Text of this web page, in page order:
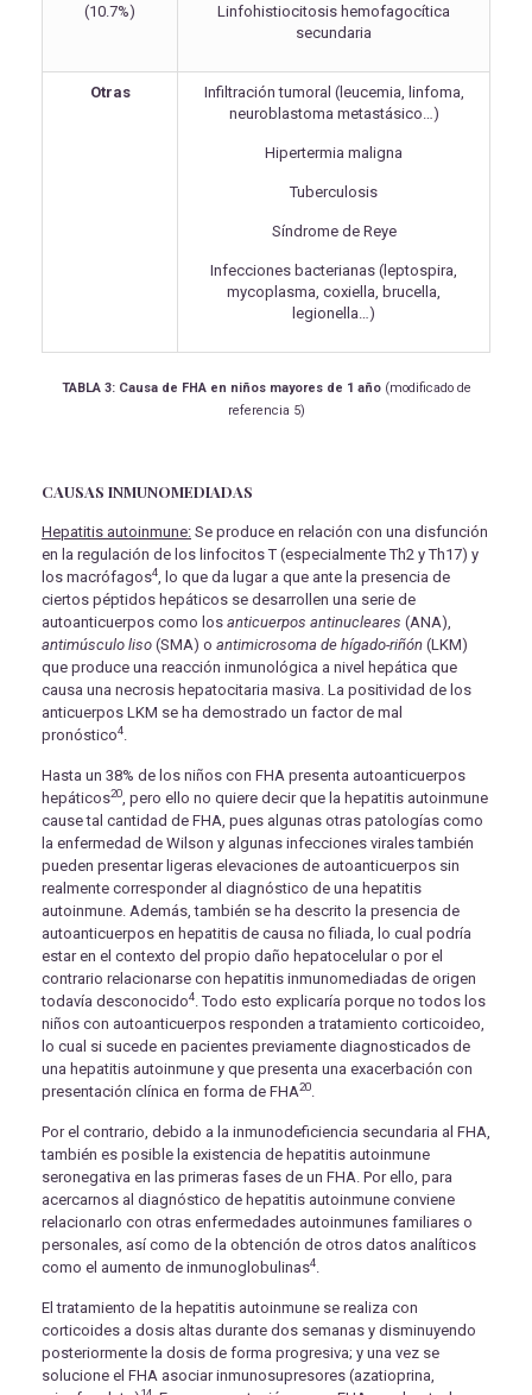
(10.7%)
Linfohistiocitosis hemofagocítica
secundaria
Otras
Infiltración tumoral (leucemia, linfoma,
neuroblastoma metastásico…)
Hipertermia maligna
Tuberculosis
Síndrome de Reye
Infecciones bacterianas (leptospira,
mycoplasma, coxiella, brucella,
legionella…)
TABLA 3: Causa de FHA en niños mayores de 1 año (modificado de
referencia 5)
CAUSAS INMUNOMEDIADAS
Hepatitis autoinmune: Se produce en relación con una disfunción
en la regulación de los linfocitos T (especialmente Th2 y Th17) y
los macrófagos4
, lo que da lugar a que ante la presencia de
ciertos péptidos hepáticos se desarrollen una serie de
autoanticuerpos como los anticuerpos antinucleares (ANA),
antimúsculo liso (SMA) o antimicrosoma de hígado-riñón (LKM)
que produce una reacción inmunológica a nivel hepática que
causa una necrosis hepatocitaria masiva. La positividad de los
anticuerpos LKM se ha demostrado un factor de mal
pronóstico4
Hasta un 38% de los niños con FHA presenta autoanticuerpos
hepáticos20 , pero ello no quiere decir que la hepatitis autoinmune
cause tal cantidad de FHA, pues algunas otras patologías como
la enfermedad de Wilson y algunas infecciones virales también
pueden presentar ligeras elevaciones de autoanticuerpos sin
realmente corresponder al diagnóstico de una hepatitis
autoinmune. Además, también se ha descrito la presencia de
autoanticuerpos en hepatitis de causa no filiada, lo cual podría
estar en el contexto del propio daño hepatocelular o por el
contrario relacionarse con hepatitis inmunomediadas de origen
todavía desconocido4 . Todo esto explicaría porque no todos los
niños con autoanticuerpos responden a tratamiento corticoideo,
lo cual si sucede en pacientes previamente diagnosticados de
una hepatitis autoinmune y que presenta una exacerbación con
presentación clínica en forma de FHA20
Por el contrario, debido a la inmunodeficiencia secundaria al FHA,
también es posible la existencia de hepatitis autoinmune
seronegativa en las primeras fases de un FHA. Por ello, para
acercarnos al diagnóstico de hepatitis autoinmune conviene
relacionarlo con otras enfermedades autoinmunes familiares o
personales, así como de la obtención de otros datos analíticos
como el aumento de inmunoglobulinas4
El tratamiento de la hepatitis autoinmune se realiza con
corticoides a dosis altas durante dos semanas y disminuyendo
posteriormente la dosis de forma progresiva; y una vez se
solucione el FHA asociar inmunosupresores (azatioprina,